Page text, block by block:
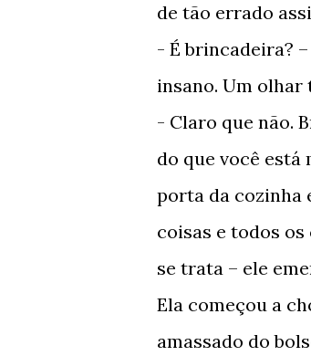
de tão errado
- É brincadeira?
insano. Um
- Claro que não.
do que você está
porta da cozinha
coisas e todos
se trata – ele
Ela começou a
amassado do